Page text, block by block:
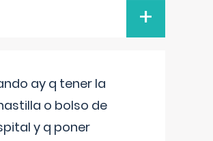
+
ay q tener la
o bolso de
y q poner